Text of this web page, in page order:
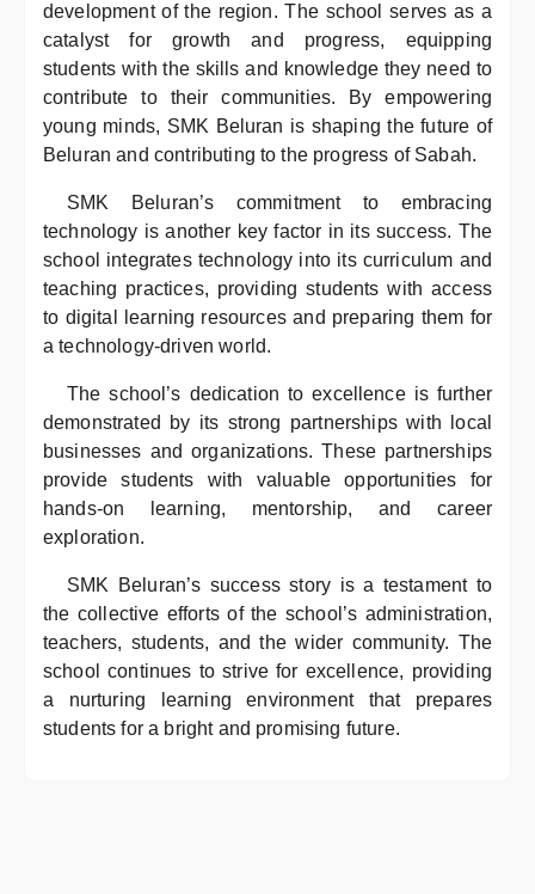
development of the region. The school serves as a
catalyst for growth and progress, equipping
students with the skills and knowledge they need to
contribute to their communities. By empowering
young minds, SMK Beluran is shaping the future of
Beluran and contributing to the progress of Sabah.
SMK Beluran’s commitment to embracing
technology is another key factor in its success. The
school integrates technology into its curriculum and
teaching practices, providing students with access
to digital learning resources and preparing them for
a technology-driven world.
The school’s dedication to excellence is further
demonstrated by its strong partnerships with local
businesses and organizations. These partnerships
provide students with valuable opportunities for
hands-on learning, mentorship, and career
exploration.
SMK Beluran’s success story is a testament to
the collective efforts of the school’s administration,
teachers, students, and the wider community. The
school continues to strive for excellence, providing
a nurturing learning environment that prepares
students for a bright and promising future.